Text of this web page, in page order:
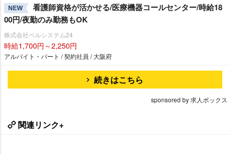
NEW
看護師資格が活かせる/医療機器コールセンター/時給18
00円/夜勤のみ勤務もOK
株式会社ベルシステム24
時給1,700円～2,250円
アルバイト・パート / 契約社員 / 大阪府
続きはこちら
sponsored by 求人ボックス
関連リンク+